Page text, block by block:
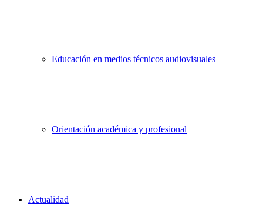
Educación en medios técnicos audiovisuales
Orientación académica y profesional
Actualidad